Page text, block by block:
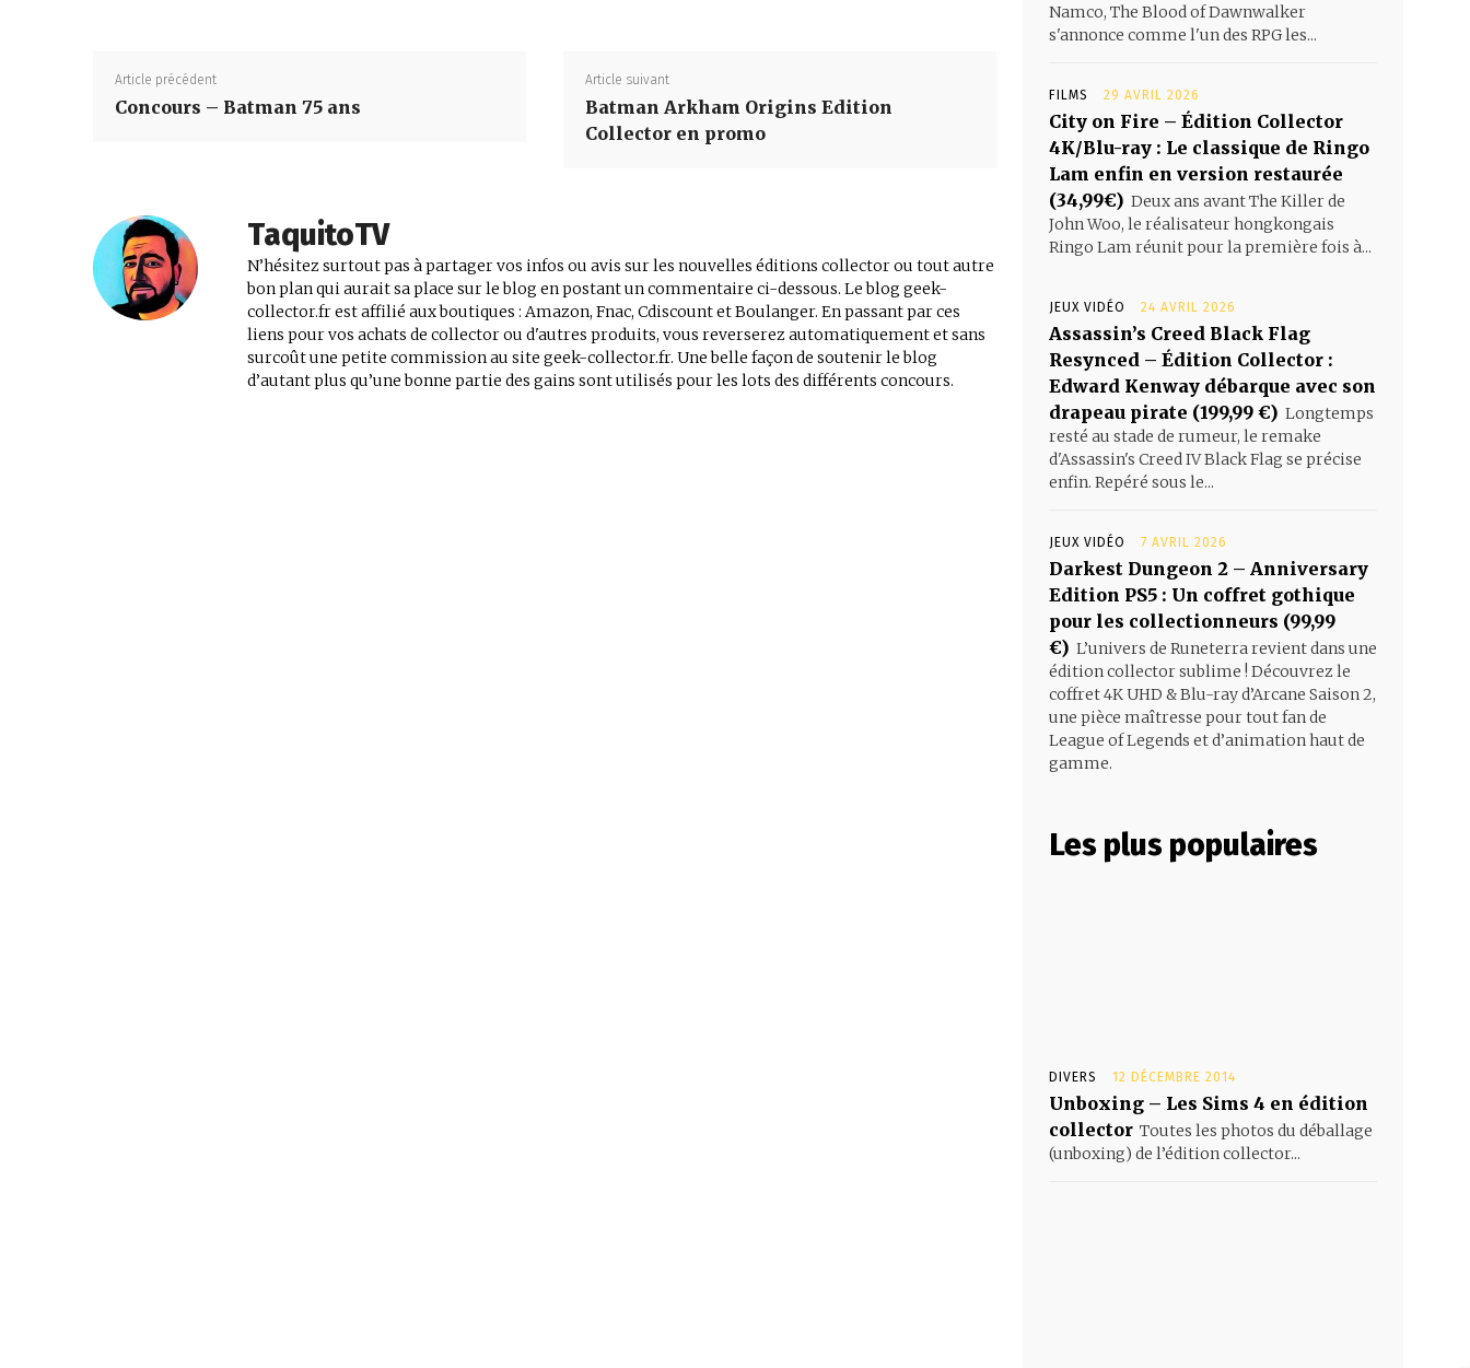
films,
série
Article précédent
Concours – Batman 75 ans
Article suivant
Batman Arkham Origins Edition
Collector en promo
TaquitoTV
N’hésitez surtout pas à partager vos infos ou avis sur les nouvelles éditions collector ou tout autre
bon plan qui aurait sa place sur le blog en postant un commentaire ci-dessous. Le blog geek-
collector.fr est affilié aux boutiques : Amazon, Fnac, Cdiscount et Boulanger. En passant par ces
liens pour vos achats de collector ou d'autres produits, vous reverserez automatiquement et sans
surcoût une petite commission au site geek-collector.fr. Une belle façon de soutenir le blog
d’autant plus qu’une bonne partie des gains sont utilisés pour les lots des différents concours.
Namco, The Blood of Dawnwalker
s'annonce comme l'un des RPG les...
FILMS 29 AVRIL 2026
City on Fire – Édition Collector
4K/Blu-ray : Le classique de Ringo
Lam enfin en version restaurée
(34,99€) Deux ans avant The Killer de
John Woo, le réalisateur hongkongais
Ringo Lam réunit pour la première fois à...
JEUX VIDÉO 24 AVRIL 2026
Assassin’s Creed Black Flag
Resynced – Édition Collector :
Edward Kenway débarque avec son
drapeau pirate (199,99 €) Longtemps
resté au stade de rumeur, le remake
d'Assassin's Creed IV Black Flag se précise
enfin. Repéré sous le...
JEUX VIDÉO 7 AVRIL 2026
Darkest Dungeon 2 – Anniversary
Edition PS5 : Un coffret gothique
pour les collectionneurs (99,99
€) L’univers de Runeterra revient dans une
édition collector sublime ! Découvrez le
coffret 4K UHD & Blu-ray d’Arcane Saison 2,
une pièce maîtresse pour tout fan de
League of Legends et d’animation haut de
gamme.
Les plus populaires
DIVERS 12 DÉCEMBRE 2014
Unboxing – Les Sims 4 en édition
collector Toutes les photos du déballage
(unboxing) de l’édition collector...